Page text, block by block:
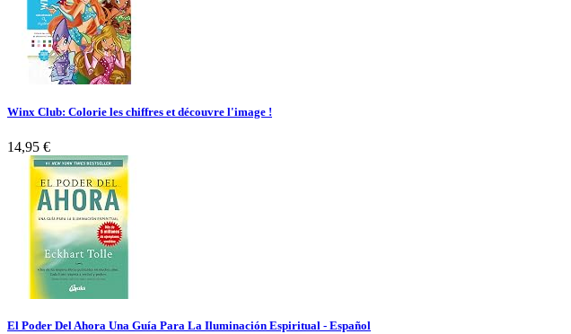
Winx Club: Colorie les chiffres et découvre l'image !
14,95 €
El Poder Del Ahora Una Guía Para La Iluminación Espiritual - Español